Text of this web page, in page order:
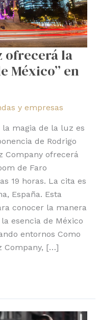
ofrecerá la
México” en
y empresas
magia de la luz es
de Rodrigo
Company ofrecerá
de Faro
19 horas. La cita es
España. Esta
conocer la manera
esencia de México
entornos Como
Company, […]